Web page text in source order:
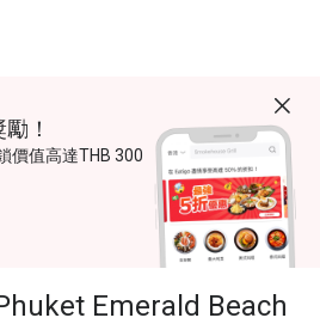
！
價值高達THB 300
Emerald Beach